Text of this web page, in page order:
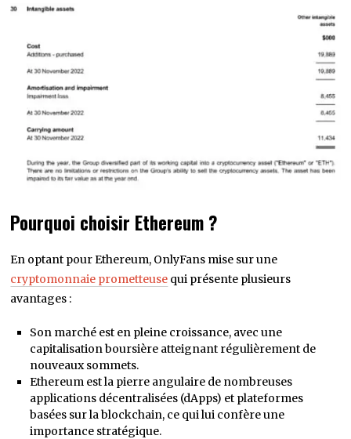
Pourquoi choisir Ethereum ?
En optant pour Ethereum, OnlyFans mise sur une
cryptomonnaie prometteuse qui présente plusieurs
avantages :
Son marché est en pleine croissance, avec une
capitalisation boursière atteignant régulièrement de
nouveaux sommets.
Ethereum est la pierre angulaire de nombreuses
applications décentralisées (dApps) et plateformes
basées sur la blockchain, ce qui lui confère une
importance stratégique.